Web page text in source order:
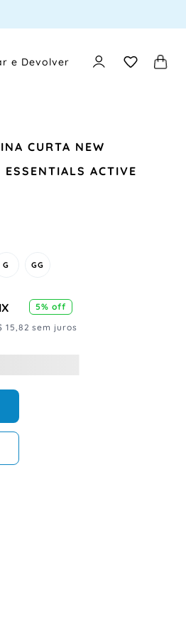
e Devolver
CURTA NEW
ESSENTIALS ACTIVE
G GG
5% off
15,82 sem juros